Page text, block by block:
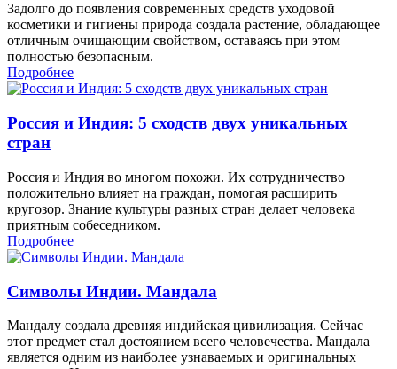
Задолго до появления современных средств уходовой
косметики и гигиены природа создала растение, обладающее
отличным очищающим свойством, оставаясь при этом
полностью безопасным.
Подробнее
Россия и Индия: 5 сходств двух уникальных
стран
Россия и Индия во многом похожи. Их сотрудничество
положительно влияет на граждан, помогая расширить
кругозор. Знание культуры разных стран делает человека
приятным собеседником.
Подробнее
Символы Индии. Мандала
Мандалу создала древняя индийская цивилизация. Сейчас
этот предмет стал достоянием всего человечества. Мандала
является одним из наиболее узнаваемых и оригинальных